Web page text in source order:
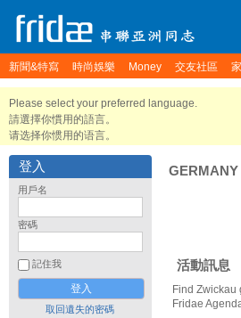
新聞&特寫 時尚娛樂 Money 交友社區
Please select your preferred language.
請選擇你慣用的語言。
请选择你惯用的语言。
登入
用戶名
密碼
記住我
取回遺失的密碼
GERMANY
活動訊息
Find
Fridae